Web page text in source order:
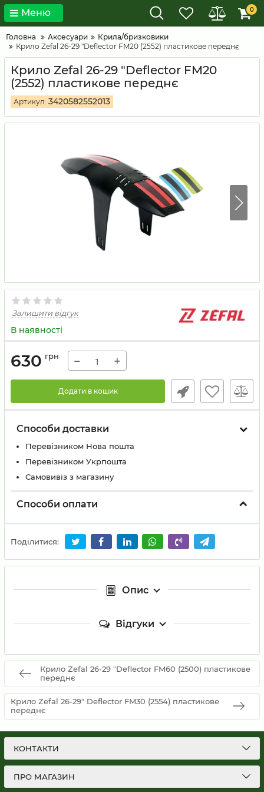
Меню 0
Головна Аксесуари
Крила/бризковики
Крило Zefal 26-29 "Deflector FM20 (2552) пластикове переднє
Крило Zefal 26-29 "Deflector FM20
(2552) пластикове переднє
Артикул: 3420582552013
Залишити відгук
В наявності
630 грн − +
Додати в кошик
Способи доставки
Перевізником Нова пошта
Перевізником Укрпошта
Самовивіз з магазину
Способи оплати
Поділитися:
Опис
Відгуки
Крило Zefal 26-29 "Deflector FM60 (2500) пластикове
переднє
Крило Zefal 26-29" Deflector FM30 (2554) пластикове
переднє
КОНТАКТИ
ПРО МАГАЗИН